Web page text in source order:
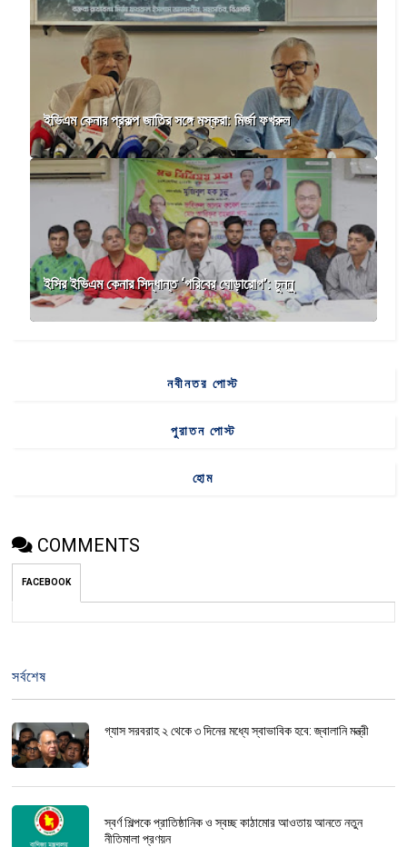
ইভিএম কেনার প্রকল্প জাতির সঙ্গে মস্করা: মির্জা ফখরুল
ইসির ইভিএম কেনার সিদ্ধান্ত ‘গরিবের ঘোড়ারোগ’: চুন্নু
নবীনতর পোস্ট
পুরাতন পোস্ট
হোম
COMMENTS
FACEBOOK
সর্বশেষ
গ্যাস সরবরাহ ২ থেকে ৩ দিনের মধ্যে স্বাভাবিক হবে: জ্বালানি মন্ত্রী
স্বর্ণ শিল্পকে প্রাতিষ্ঠানিক ও স্বচ্ছ কাঠামোর আওতায় আনতে নতুন
নীতিমালা প্রণয়ন